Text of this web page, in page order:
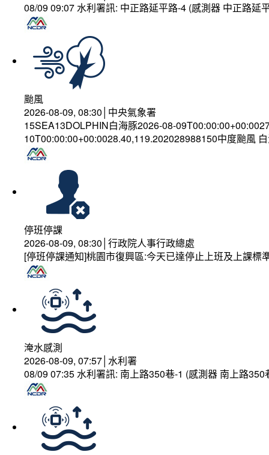
08/09 09:07 水利署訊: 中正路延平路-4 (感測器 中正路
颱風
2026-08-09, 08:30│中央氣象署
15SEA13DOLPHIN白海豚2026-08-
10T00:00:00+00:0028.40,119.202028988150中度颱風
停班停課
2026-08-09, 08:30│行政院人事行政總處
[停班停課通知]桃園市復興區:今天已達停止上班及上課
淹水感測
2026-08-09, 07:57│水利署
08/09 07:35 水利署訊: 南上路350巷-1 (感測器 南上路